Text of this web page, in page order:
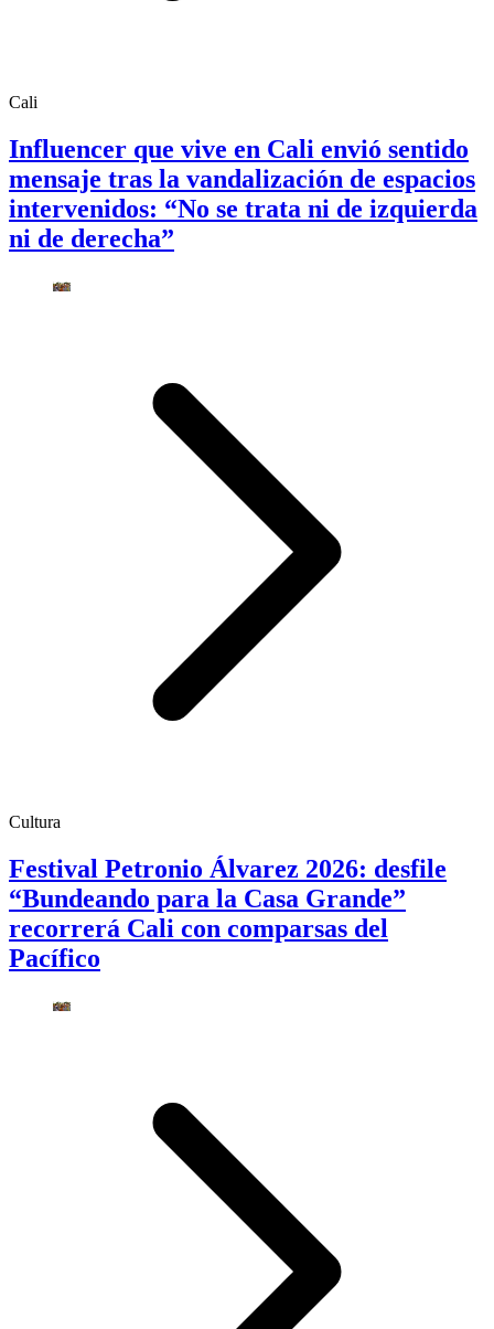
Cali
Influencer que vive en Cali envió sentido
mensaje tras la vandalización de espacios
intervenidos: “No se trata ni de izquierda
ni de derecha”
Cultura
Festival Petronio Álvarez 2026: desfile
“Bundeando para la Casa Grande”
recorrerá Cali con comparsas del
Pacífico